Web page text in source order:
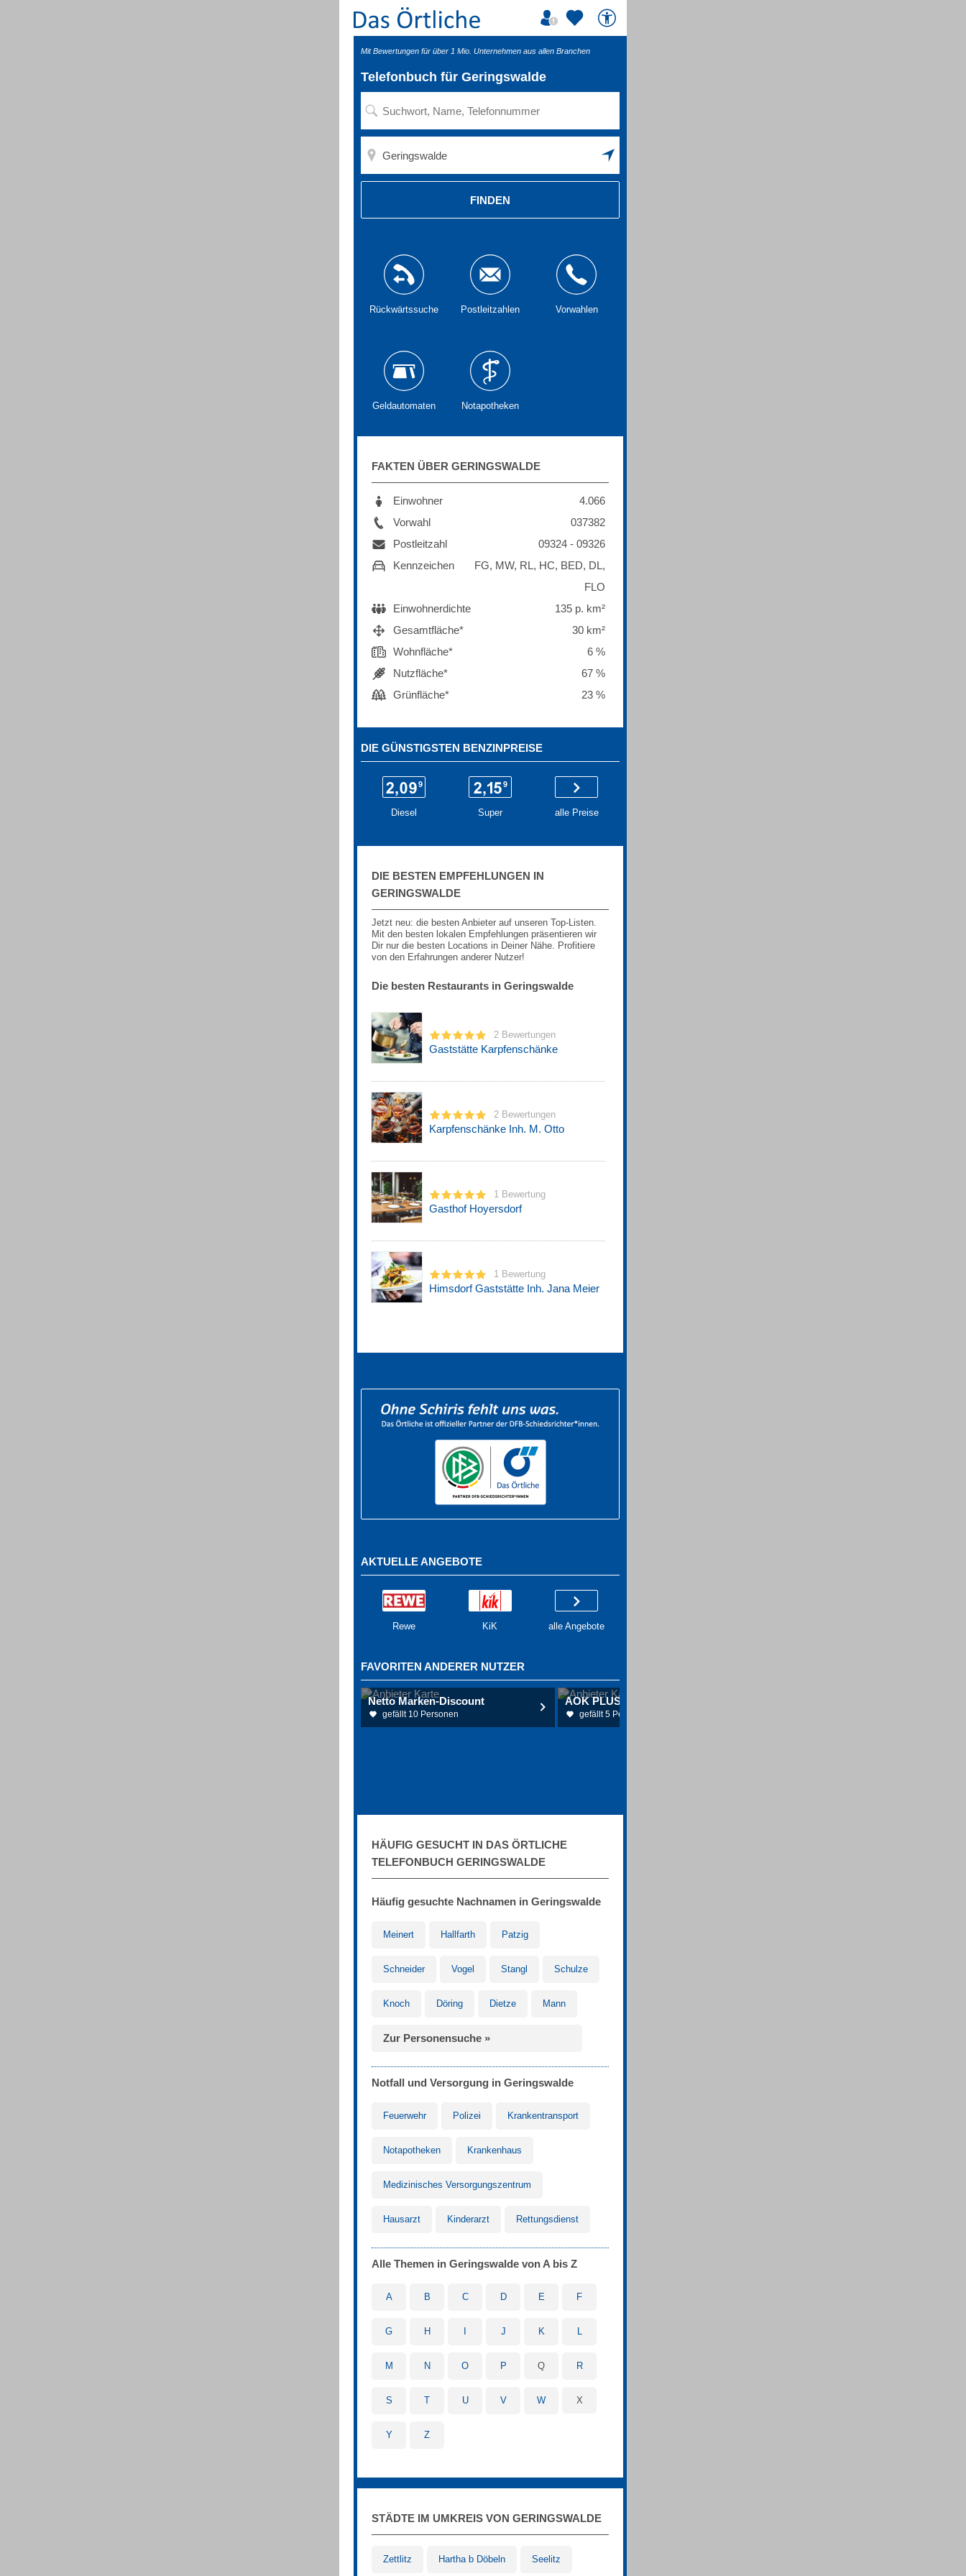
Mit Bewertungen für über 1 Mio. Unternehmen aus allen Branchen
Telefonbuch für Geringswalde
FINDEN
Rückwärtssuche Postleitzahlen Vorwahlen
Geldautomaten Notapotheken
FAKTEN ÜBER GERINGSWALDE
Einwohner
4.066
Vorwahl
037382
Postleitzahl
09324 - 09326
Kennzeichen
FG, MW, RL, HC, BED, DL,
FLO
Einwohnerdichte
135 p. km²
Gesamtfläche*
30 km²
Wohnfläche*
6 %
Nutzfläche*
67 %
Grünfläche*
23 %
DIE GÜNSTIGSTEN BENZINPREISE
Diesel Super alle Preise
DIE BESTEN EMPFEHLUNGEN IN
GERINGSWALDE
Jetzt neu: die besten Anbieter auf unseren Top-Listen.
Mit den besten lokalen Empfehlungen präsentieren wir
Dir nur die besten Locations in Deiner Nähe. Profitiere
von den Erfahrungen anderer Nutzer!
Die besten Restaurants in Geringswalde
2 Bewertungen
Gaststätte Karpfenschänke
2 Bewertungen
Karpfenschänke Inh. M. Otto
1 Bewertung
Gasthof Hoyersdorf
1 Bewertung
Himsdorf Gaststätte Inh. Jana Meier
AKTUELLE ANGEBOTE
Rewe KiK alle Angebote
FAVORITEN ANDERER NUTZER
Netto Marken-Discount
gefällt 10 Personen
AOK PLUS - Filiale Rochlitz
gefällt 5 Personen
HÄUFIG GESUCHT IN DAS ÖRTLICHE
TELEFONBUCH GERINGSWALDE
Häufig gesuchte Nachnamen in Geringswalde
Meinert Hallfarth Patzig
Schneider Vogel Stangl Schulze
Knoch Döring Dietze Mann
Zur Personensuche »
Notfall und Versorgung in Geringswalde
Feuerwehr Polizei Krankentransport
Notapotheken Krankenhaus
Medizinisches Versorgungszentrum
Hausarzt Kinderarzt Rettungsdienst
Alle Themen in Geringswalde von A bis Z
A B C D E F
G H J K L
M N O P Q R
S T U V W X
Y Z
STÄDTE IM UMKREIS VON GERINGSWALDE
Zettlitz Hartha b Döbeln Seelitz